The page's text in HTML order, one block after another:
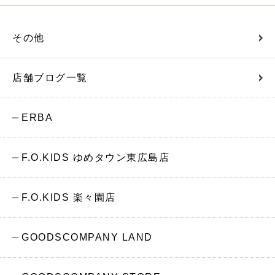
その他
店舗ブログ一覧
ERBA
F.O.KIDS ゆめタウン東広島店
F.O.KIDS 楽々園店
GOODSCOMPANY LAND